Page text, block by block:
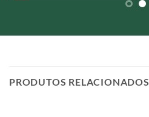
PRODUTOS RELACIONADOS